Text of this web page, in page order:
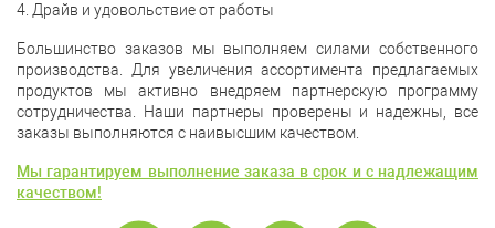
4. Драйв и удовольствие от работы
Большинство заказов мы выполняем силами собственного
производства. Для увеличения ассортимента предлагаемых
продуктов мы активно внедряем партнерскую программу
сотрудничества. Наши партнеры проверены и надежны, все
заказы выполняются с наивысшим качеством.
Мы гарантируем выполнение заказа в срок и с надлежащим
качеством!